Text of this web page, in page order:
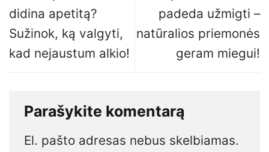
didina apetitą?
Sužinok, ką valgyti,
kad nejaustum alkio!
padeda užmigti –
natūralios priemonės
geram miegui!
Parašykite komentarą
El. pašto adresas nebus skelbiamas.